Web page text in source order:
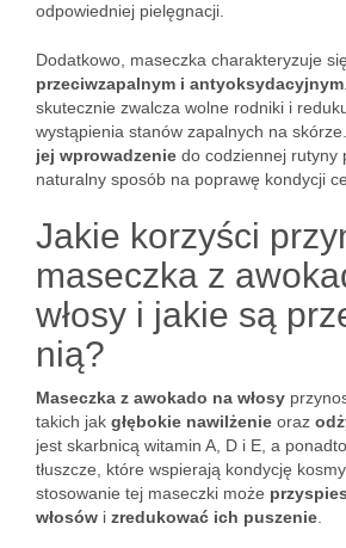
odpowiedniej pielęgnacji.
Dodatkowo, maseczka charakteryzuje się
przeciwzapalnym i antyoksydacyjnym
skutecznie zwalcza wolne rodniki i
wystąpienia stanów zapalnych na skórze.
jej wprowadzenie do codziennej rutyny
naturalny sposób na poprawę kondycji
Jakie korzyści
maseczka z
włosy i jakie są
nią?
Maseczka z awokado na włosy
takich jak głębokie nawilżenie oraz
jest skarbnicą witamin A, D i E, a
tłuszcze, które wspierają kondycję
stosowanie tej maseczki może
włosów i zredukować ich puszenie